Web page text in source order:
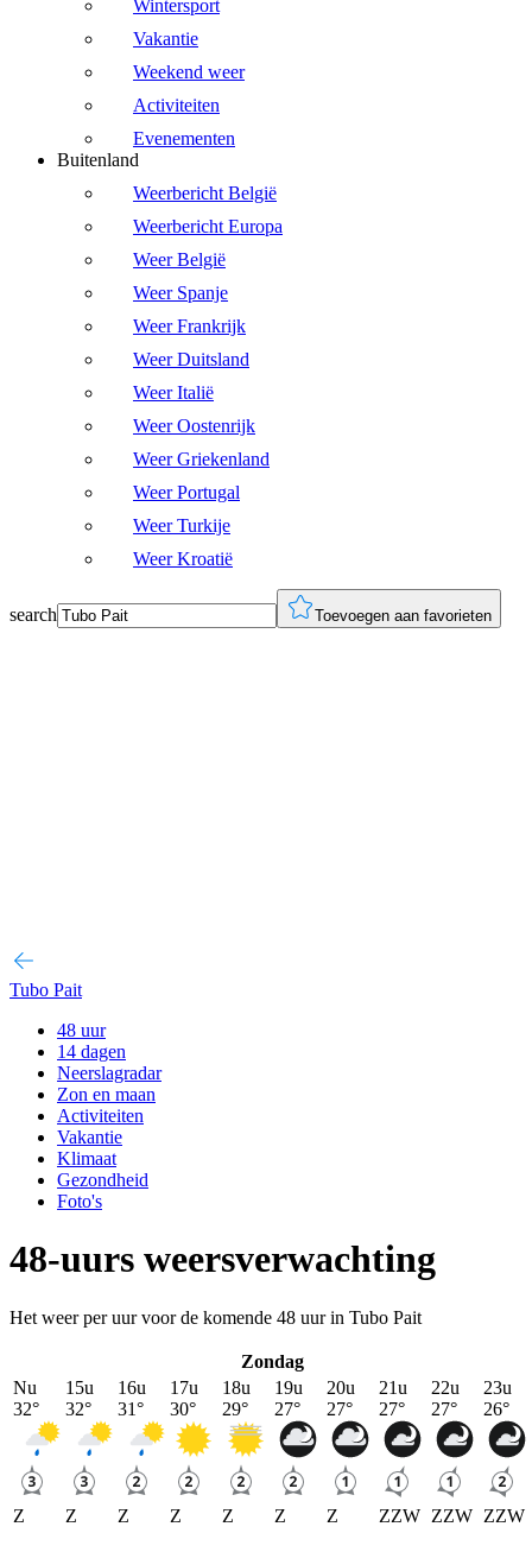
Wintersport
Vakantie
Weekend weer
Activiteiten
Evenementen
Buitenland
Weerbericht België
Weerbericht Europa
Weer België
Weer Spanje
Weer Frankrijk
Weer Duitsland
Weer Italië
Weer Oostenrijk
Weer Griekenland
Weer Portugal
Weer Turkije
Weer Kroatië
search Toevoegen aan favorieten
Tubo Pait
48 uur
14 dagen
Neerslagradar
Zon en maan
Activiteiten
Vakantie
Klimaat
Gezondheid
Foto's
48-uurs weersverwachting
Het weer per uur voor de komende 48 uur in Tubo Pait
Zondag
Nu
32°
Z
15u
32°
Z
16u
31°
Z
17u
30°
Z
18u
29°
Z
19u
27°
Z
20u
27°
Z
21u
27°
ZZW
22u
27°
ZZW
23u
26°
ZZW